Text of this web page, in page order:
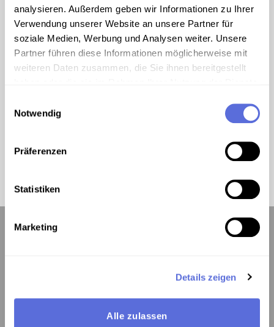
analysieren. Außerdem geben wir Informationen zu Ihrer
Verwendung unserer Website an unsere Partner für
soziale Medien, Werbung und Analysen weiter. Unsere
Partner führen diese Informationen möglicherweise mit
weiteren Daten zusammen, die Sie ihnen bereitgestellt
Notwendig
Präferenzen
Statistiken
Marketing
Details zeigen
Alle zulassen
Tel. +43 1 5973669-0